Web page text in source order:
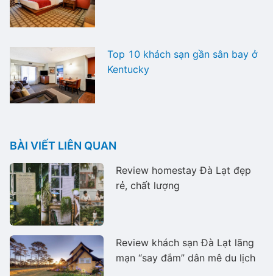
Top 10 khách sạn gần sân bay ở
Kentucky
BÀI VIẾT LIÊN QUAN
Review homestay Đà Lạt đẹp
rẻ, chất lượng
Review khách sạn Đà Lạt lãng
mạn “say đắm” dân mê du lịch